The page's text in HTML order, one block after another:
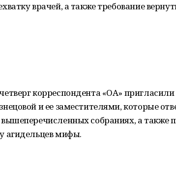
врачей, а также требование
корреспондента «ОА» пригласили
и ее заместителями, которые
собраниях, а также
агидельцев мифы.